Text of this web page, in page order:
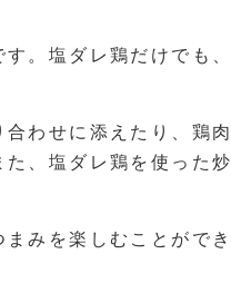
。塩ダレ鶏だけでも
わせに添えたり、鶏
、塩ダレ鶏を使った
みを楽しむことができ